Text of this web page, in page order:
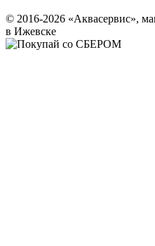
© 2016-2026 «Аквасервис»,
в Ижевске